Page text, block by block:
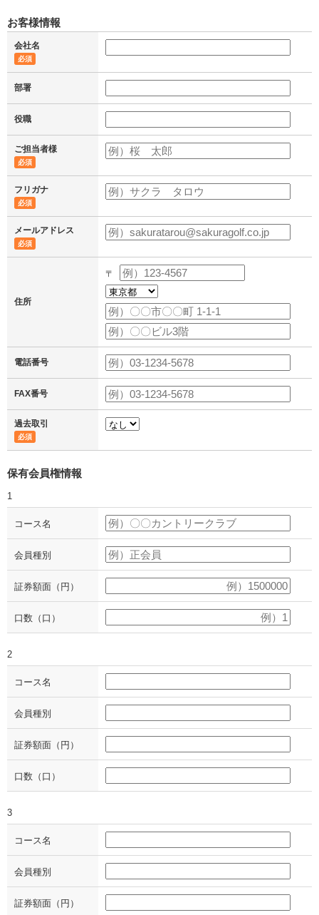
お客様情報
会社名
必須
部署
役職
ご担当者様
必須
フリガナ
必須
メールアドレス
必須
住所
〒
電話番号
FAX番号
過去取引
必須
保有会員権情報
1
コース名
会員種別
証券額面（円）
口数（口）
2
コース名
会員種別
証券額面（円）
口数（口）
3
コース名
会員種別
証券額面（円）